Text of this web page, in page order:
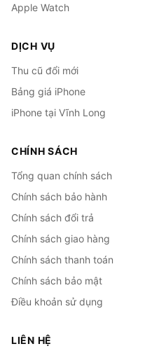
Apple Watch
DỊCH VỤ
Thu cũ đổi mới
Bảng giá iPhone
iPhone tại Vĩnh Long
CHÍNH SÁCH
Tổng quan chính sách
Chính sách bảo hành
Chính sách đổi trả
Chính sách giao hàng
Chính sách thanh toán
Chính sách bảo mật
Điều khoản sử dụng
LIÊN HỆ